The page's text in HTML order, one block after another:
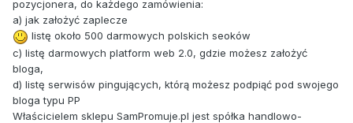
pozycjonera, do każdego zamówienia:
a) jak założyć zaplecze
listę około 500 darmowych polskich seoków
c) listę darmowych platform web 2.0, gdzie możesz założyć
bloga,
d) listę serwisów pingujących, którą możesz podpiąć pod swojego
bloga typu PP
Właścicielem sklepu SamPromuje.pl jest spółka handlowo-